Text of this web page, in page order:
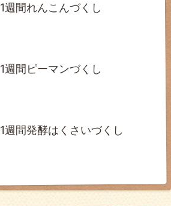
1週間れんこんづくし
1週間ピーマンづくし
1週間発酵はくさいづくし